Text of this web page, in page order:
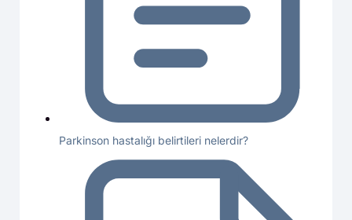
Parkinson hastalığı belirtileri nelerdir?